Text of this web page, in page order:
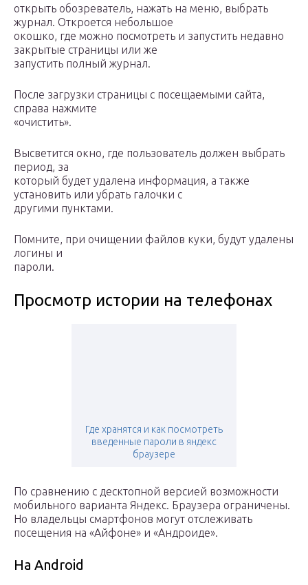
открыть обозреватель, нажать на меню, выбрать
журнал. Откроется небольшое
окошко, где можно посмотреть и запустить недавно
закрытые страницы или же
запустить полный журнал.
После загрузки страницы с посещаемыми сайта,
справа нажмите
«очистить».
Высветится окно, где пользователь должен выбрать
период, за
который будет удалена информация, а также
установить или убрать галочки с
другими пунктами.
Помните, при очищении файлов куки, будут удалены
логины и
пароли.
Просмотр истории на телефонах
Где хранятся и как посмотреть
введенные пароли в яндекс
браузере
По сравнению с десктопной версией возможности
мобильного варианта Яндекс. Браузера ограничены.
Но владельцы смартфонов могут отслеживать
посещения на «Айфоне» и «Андроиде».
На Android